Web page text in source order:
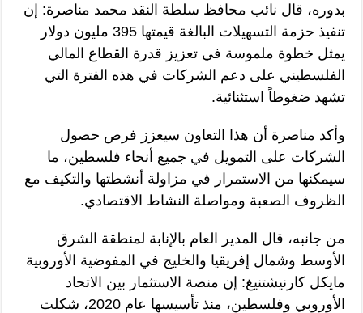
بدوره، قال نائب محافظ سلطة النقد محمد مناصرة: إن
تنفيذ حزمة التسهيلات البالغة قيمتها 395 مليون دولار
يمثل خطوة ملموسة في تعزيز قدرة القطاع المالي
الفلسطيني على دعم الشركات في هذه الفترة التي
تشهد ضغوطاً استثنائية.
وأكد مناصرة أن هذا التعاون سيعزز فرص حصول
الشركات على التمويل في جميع أنحاء فلسطين، ما
سيمكنها من الاستمرار في مزاولة أنشطتها والتكيف مع
الظروف الصعبة ومواصلة النشاط الاقتصادي.
من جانبه، قال المدير العام بالإنابة لمنطقة الشرق
الأوسط وشمال إفريقيا والخليج في المفوضية الأوروبية
مايكل كارنيشتنيغ: إن منصة الاستثمار بين الاتحاد
الأوروبي وفلسطين، منذ تأسيسها عام 2020، شكلت